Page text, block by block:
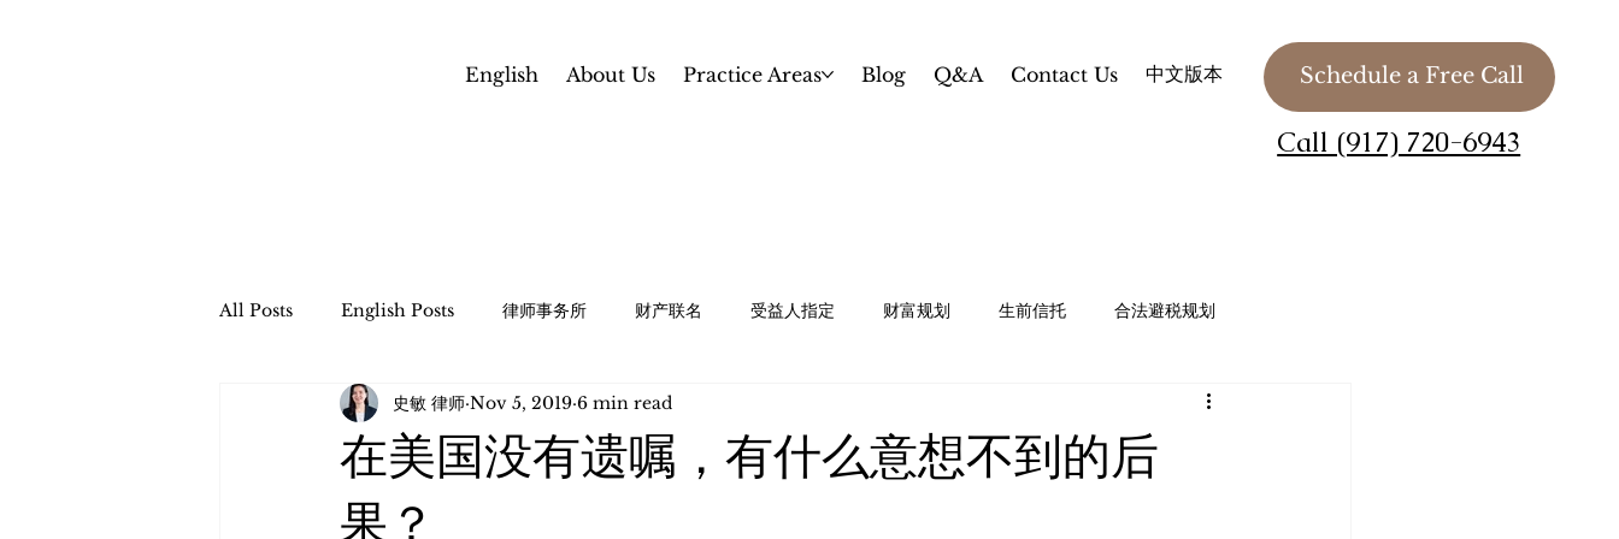
Schedule a Free Call
Call (917) 720-6943
English About Us Practice Areas Blog Q&A Contact Us 中文版本
All Posts English Posts 律师事务所 财产联名 受益人指定 财富规划 生前信托 合法避税规划
信托管理与遗产程序 财富传承规划 白卡 / 特殊需求信托 中小企业法务 / 慈善组织 / 私人基金会
​跨境财富传承和税务规划
在美国没有遗嘱，有什么意想不到的后
果？
史敏 律师 Nov 5, 2019 6 min read